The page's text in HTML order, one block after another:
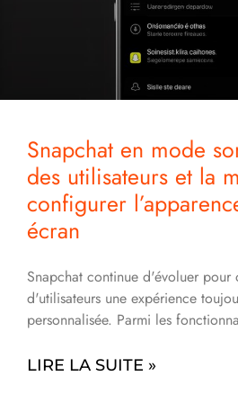
Snapchat en mode
des utilisateurs et la
configurer
écran
Snapchat continue d'évoluer
d'utilisateurs une expérience
personnalisée. Parmi les
LIRE LA SUITE »